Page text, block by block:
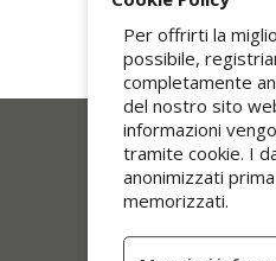
consegnati a mano
ricezione sicura
I nostri
Per offrirti la
possibile,
completamente
del nostro sito
informazioni
tramite cookie. I
anonimizzati
memorizzati.